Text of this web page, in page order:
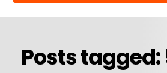
Posts tagged: